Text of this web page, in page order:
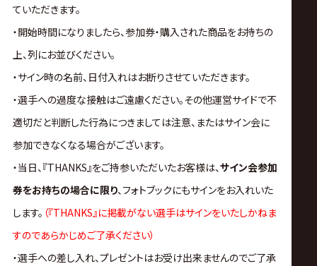
ていただきます。
・開始時間になりましたら、参加券・購入された商品をお持ちの
上、列にお並びください。
・サイン時の名前、日付入れはお断りさせていただきます。
・選手への過度な接触はご遠慮ください。その他運営サイドで不
適切だと判断した行為につきましては注意、またはサイン会に
参加できなくなる場合がございます。
・当日、『THANKS』をご持参いただいたお客様は、サイン会参加
券をお持ちの場合に限り、フォトブックにもサインをお入れいた
します。 （『THANKS』に掲載がない選手はサインをいたしかねま
すのであらかじめご了承ください）
・選手への差し入れ、プレゼントはお受け出来ませんのでご了承